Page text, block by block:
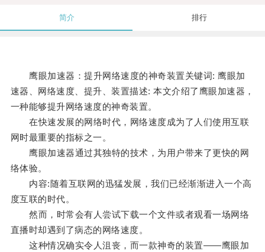
简介 排行
鹰眼加速器：提升网络速度的神奇装置关键词: 鹰眼加
速器、网络速度、提升、装置描述: 本文介绍了鹰眼加速器，
一种能够提升网络速度的神奇装置。
在快速发展的网络时代，网络速度成为了人们使用互联
网时最重要的指标之一。
鹰眼加速器通过其独特的技术，为用户带来了更快的网
络体验。
内容:随着互联网的迅猛发展，我们已经渐渐进入一个高
度互联的时代。
然而，时常会有人尝试下载一个文件或者观看一场网络
直播时却遇到了病态的网络速度。
这种情况确实令人沮丧，而一款神奇的装置——鹰眼加